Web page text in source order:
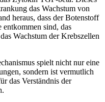
das Wachstum von
heraus, dass der Botenstoff
sind, das
Wachstum der Krebszellen
spielt nicht nur eine
sondern ist vermutlich
das Verständnis der